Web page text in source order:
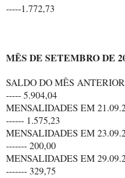
-----1.772,73
MÊS DE SETEMBRO DE
SALDO DO MÊS
----- 5.904,04
MENSALIDADES EM
------ 1.575,23
MENSALIDADES EM
------- 200,00
MENSALIDADES EM
------- 329,75